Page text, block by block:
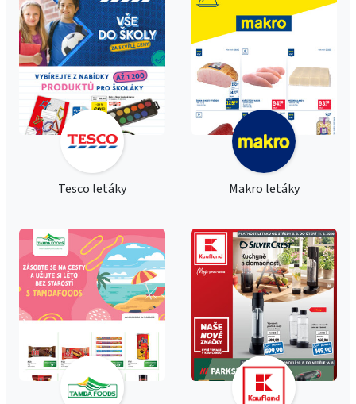
Tesco letáky Makro letáky